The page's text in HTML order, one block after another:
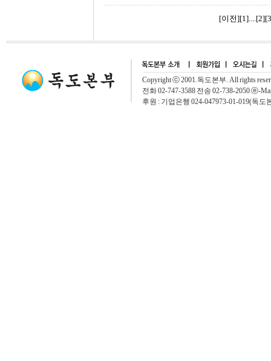
[이전][1]....[2][3
Copyright ⓒ 2001.독도본부. All rights
전화 02-747-3588 전송 02-738-2050 ⓔ-
후원 : 기업은행 024-047973-01-019(독도